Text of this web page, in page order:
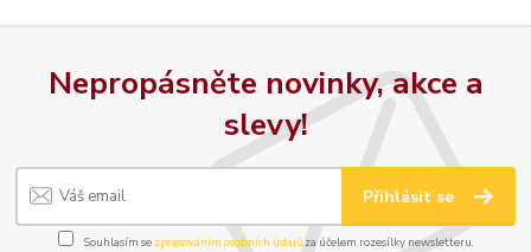
Nepropásněte novinky, akce a
slevy!
Přihlásit se
Souhlasím se zpracováním osobních údajůza účelem rozesílky newsletteru.